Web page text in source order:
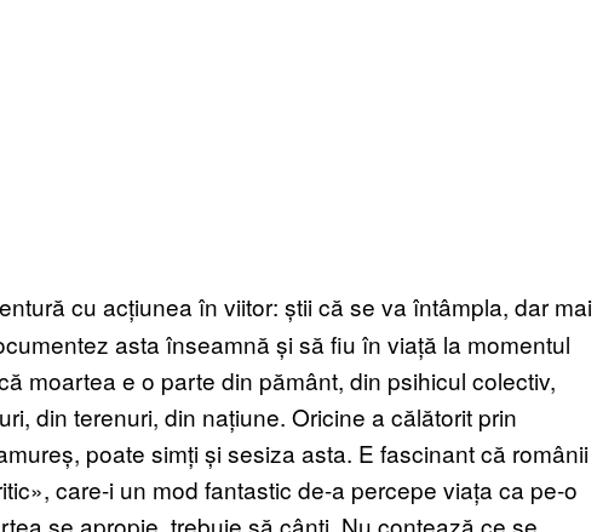
cu acțiunea în viitor: știi că se va întâmpla, dar mai
asta înseamnă și să fiu în viață la momentul
moartea e o parte din pământ, din psihicul colectiv,
din terenuri, din națiune. Oricine a călătorit prin
poate simți și sesiza asta. E fascinant că românii
care-i un mod fantastic de-a percepe viața ca pe-o